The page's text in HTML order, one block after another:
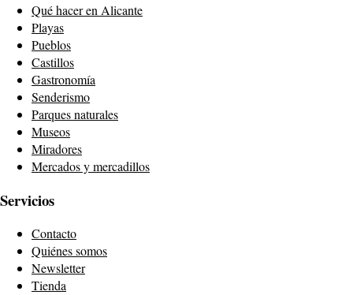
Qué hacer en Alicante
Playas
Pueblos
Castillos
Gastronomía
Senderismo
Parques naturales
Museos
Miradores
Mercados y mercadillos
Servicios
Contacto
Quiénes somos
Newsletter
Tienda